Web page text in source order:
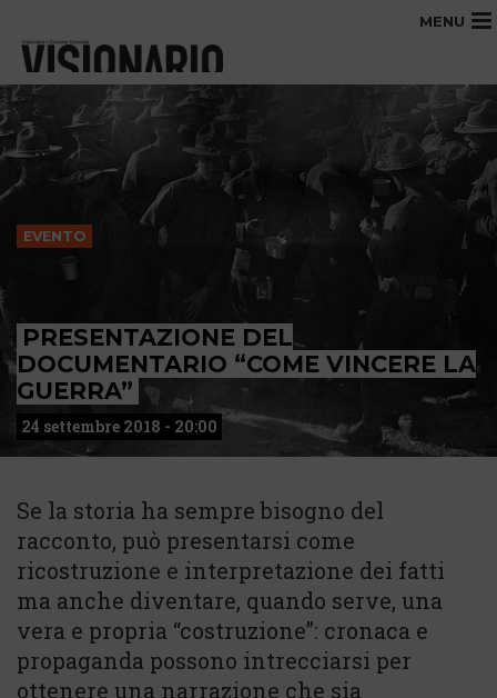
MENU
EVENTO
PRESENTAZIONE DEL
DOCUMENTARIO “COME VINCERE LA
GUERRA”
24 settembre 2018 - 20:00
Se la storia ha sempre bisogno del
racconto, può presentarsi come
ricostruzione e interpretazione dei fatti
ma anche diventare, quando serve, una
vera e propria “costruzione”: cronaca e
propaganda possono intrecciarsi per
ottenere una narrazione che sia